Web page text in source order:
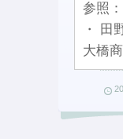
参照：
・ 田
大橋